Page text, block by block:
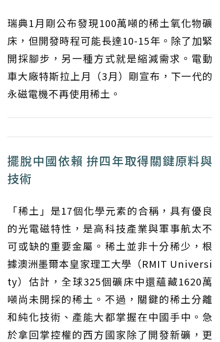
瑞典1月剛公布發現100萬噸的稀土氧化物礦
床，但開發時程可能長達10-15年。除了加緊
開採腳步，另一種方式就是縮減需求。電動
車大廠特斯拉上月（3月）剛宣布，下一代的
永磁電機不再使用稀土。
擺脫中國依賴 拚四年取得關鍵原料與
技術
「稀土」是17個化學元素的合稱，具有優良
的光電磁特性，是高科技產業與軍事航太不
可或缺的重要金屬。稀土並非十分稀少，根
據澳洲墨爾本皇家理工大學（RMIT Universi
ty）估計，全球325個礦床中還蘊藏1620萬
噸尚未開採的稀土。不過，關鍵的稀土分離
和純化技術、產能大都掌握在中國手中。急
於拿回掌控權的西方國家除了開發新礦，更